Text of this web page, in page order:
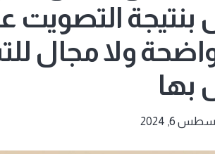
بنتيجة
ولا مجال
بها
6, 2024